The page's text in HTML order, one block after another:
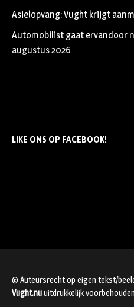
Asielopvang: Vught krijgt
Automobilist gaat ervandoor
augustus 2026
LIKE ONS OP FACEBOOK!
© Auteursrecht op eigen tekst/
Vught.nuuitdrukkelijk